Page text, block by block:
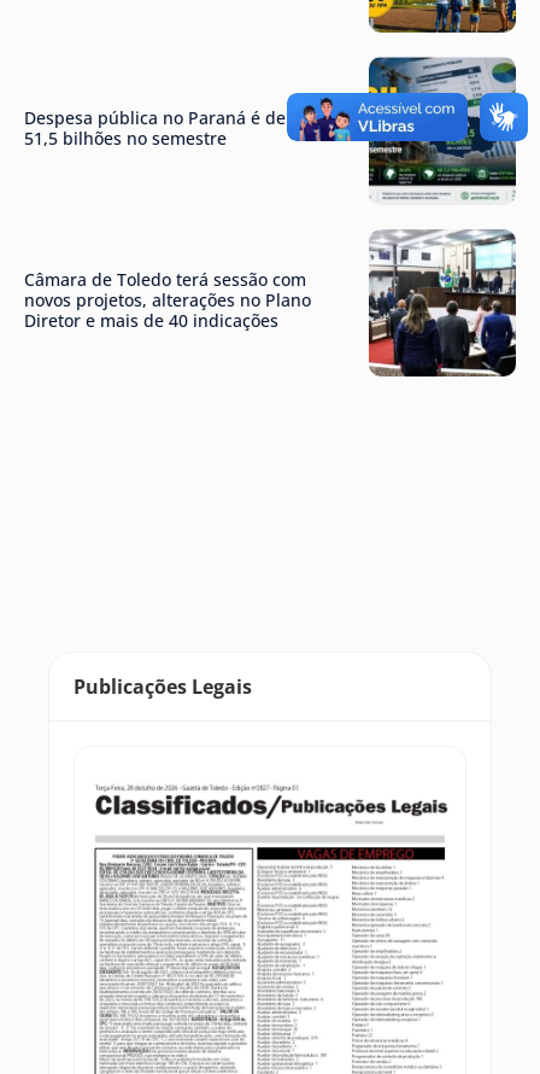
Despesa pública no Paraná é de R$
51,5 bilhões no semestre
Câmara de Toledo terá sessão com
novos projetos, alterações no Plano
Diretor e mais de 40 indicações
Publicações Legais